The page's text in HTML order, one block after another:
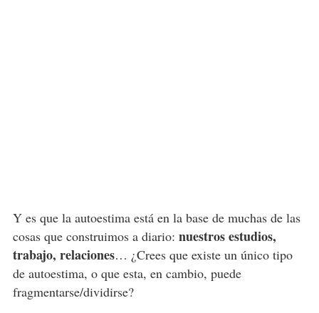
Y es que la autoestima está en la base de muchas de las
cosas que construimos a diario: nuestros estudios,
trabajo, relaciones… ¿Crees que existe un único tipo
de autoestima, o que esta, en cambio, puede
fragmentarse/dividirse?